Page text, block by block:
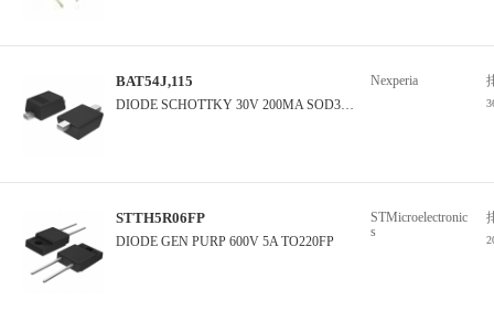
BAT54J,115
DIODE SCHOTTKY 30V 200MA SOD323F
Nexperia
STTH5R06FP
DIODE GEN PURP 600V 5A TO220FP
STMicroelectronic
s